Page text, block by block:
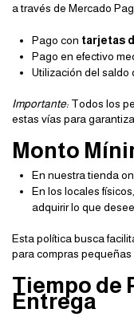
a través de Mercado
Pago con tarjetas
Pago en efectivo
Utilización del saldo
Importante: Todos los
estas vías para
Monto
En nuestra tienda
En los locales físicos,
adquirir lo que
Esta política busca
para compras pequeñas
Tiempo de
Entrega